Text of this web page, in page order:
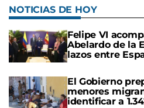
NOTICIAS DE HOY
Felipe VI
Abelardo de la
lazos entre
El Gobierno
menores
identificar a